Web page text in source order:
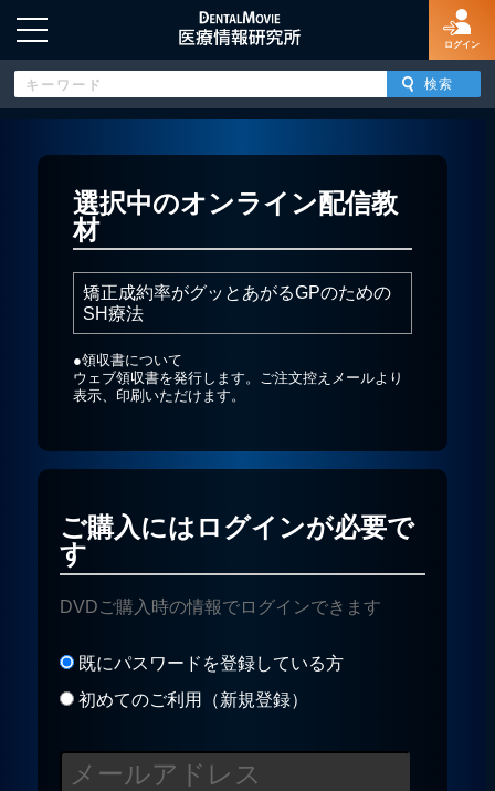
ログイン
新規登録
よくあるご質問
プライバシーポリシー
お問合せ
選択中のオンライン配信教
材
矯正成約率がグッとあがるGPのための
SH療法
●領収書について
ウェブ領収書を発行します。ご注文控えメールより
表示、印刷いただけます。
ご購入にはログインが必要で
す
DVDご購入時の情報でログインできます
既にパスワードを登録している方
初めてのご利用（新規登録）